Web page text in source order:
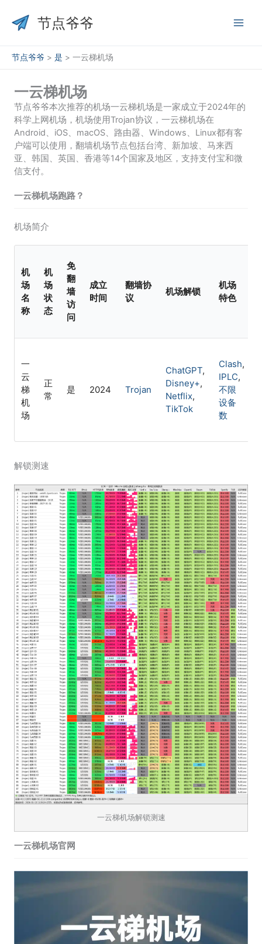
节点爷爷
节点爷爷 > 是 > 一云梯机场
一云梯机场
节点爷爷本次推荐的机场一云梯机场是一家成立于2024年的
科学上网机场，机场使用Trojan协议，一云梯机场在
Android、iOS、macOS、路由器、Windows、Linux都有客
户端可以使用，翻墙机场节点包括台湾、新加坡、马来西
亚、韩国、英国、香港等14个国家及地区，支持支付宝和微
信支付。
一云梯机场跑路？
机场简介
机
场
名
称
机
场
状
态
免
翻
墙
访
问
成立
时间
翻墙协
议
机场解锁
机场
特色
一
云
梯
机
场
正
常
是 2024 Trojan
ChatGPT,
Disney+,
Netflix,
TikTok
Clash,
IPLC,
不限
设备
数
解锁测速
一云梯机场解锁测速
一云梯机场官网